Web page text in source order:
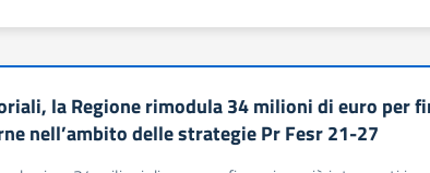
la Regione rimodula 34 milioni di euro per
nell’ambito delle strategie Pr Fesr 21-27